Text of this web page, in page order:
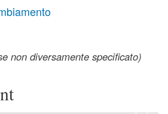
non diversamente specificato)